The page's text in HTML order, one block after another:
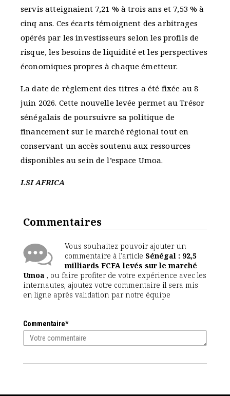
servis atteignaient 7,21 % à trois ans et 7,53 % à
cinq ans. Ces écarts témoignent des arbitrages
opérés par les investisseurs selon les profils de
risque, les besoins de liquidité et les perspectives
économiques propres à chaque émetteur.
La date de règlement des titres a été fixée au 8
juin 2026. Cette nouvelle levée permet au Trésor
sénégalais de poursuivre sa politique de
financement sur le marché régional tout en
conservant un accès soutenu aux ressources
disponibles au sein de l’espace Umoa.
LSI AFRICA
Commentaires
Vous souhaitez pouvoir ajouter un
commentaire à l'article Sénégal : 92,5
milliards FCFA levés sur le marché
Umoa , ou faire profiter de votre expérience avec les
internautes, ajoutez votre commentaire il sera mis
en ligne après validation par notre équipe
Commentaire*